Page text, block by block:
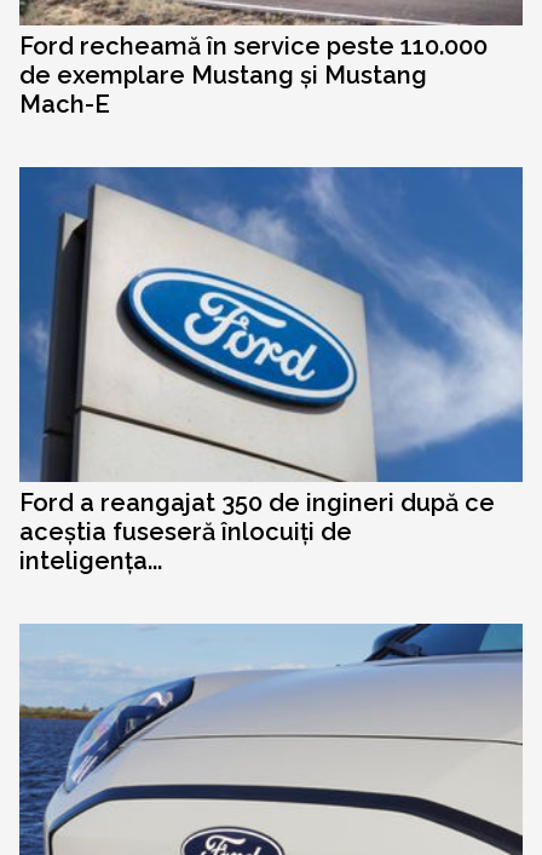
Ford recheamă în service peste 110.000
de exemplare Mustang și Mustang
Mach-E
Ford a reangajat 350 de ingineri după ce
aceștia fuseseră înlocuiți de
inteligența...